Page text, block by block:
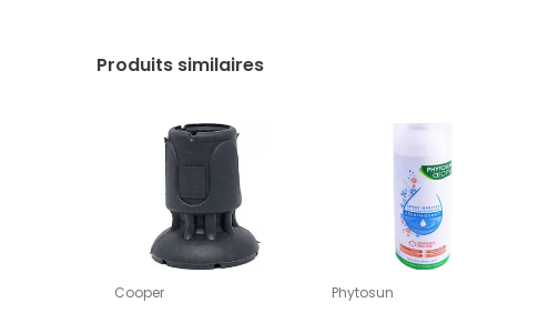
Produits similaires
Cooper Phytosun